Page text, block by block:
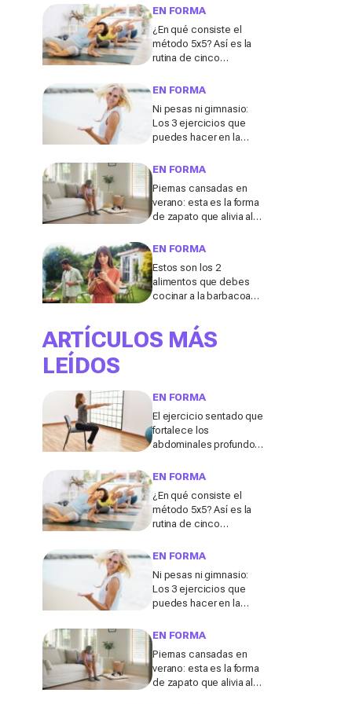
digestión
EN FORMA
¿En qué consiste el
método 5x5? Así es la
rutina de cinco
fortalecer el abdomen
EN FORMA
Ni pesas ni gimnasio:
Los 3 ejercicios que
puedes hacer en la
brazos después de los
EN FORMA
Piernas cansadas en
verano: esta es la forma
de zapato que alivia al
según los podólogos
EN FORMA
Estos son los 2
alimentos que debes
cocinar a la barbacoa
forma este verano,
según una experta
ARTÍCULOS MÁS
LEÍDOS
EN FORMA
El ejercicio sentado que
fortalece los
abdominales profundos
digestión
EN FORMA
¿En qué consiste el
método 5x5? Así es la
rutina de cinco
fortalecer el abdomen
EN FORMA
Ni pesas ni gimnasio:
Los 3 ejercicios que
puedes hacer en la
brazos después de los
EN FORMA
Piernas cansadas en
verano: esta es la forma
de zapato que alivia al